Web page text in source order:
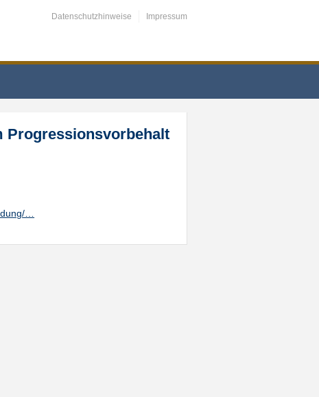
Datenschutzhinweise Impressum
Progressionsvorbehalt
…